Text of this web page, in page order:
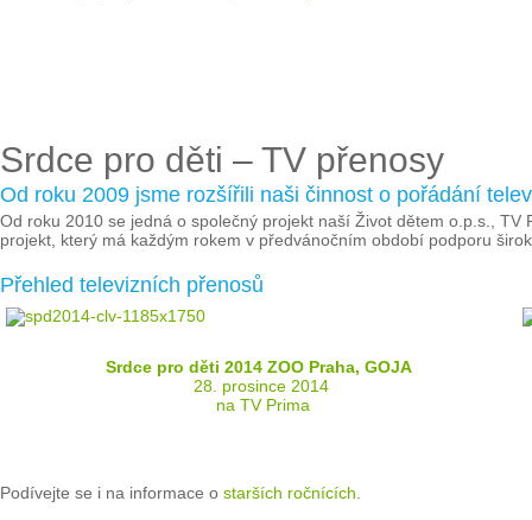
Srdce pro děti – TV přenosy
Od roku 2009 jsme rozšířili naši činnost o pořádání
Od roku 2010 se jedná o společný projekt naší Život dětem o.p.s.,
projekt, který má každým rokem v předvánočním období podporu
Přehled televizních přenosů
Srdce pro děti 2014 ZOO Praha, GOJA
28. prosince 2014
na TV Prima
Podívejte se i na informace o starších ročnících